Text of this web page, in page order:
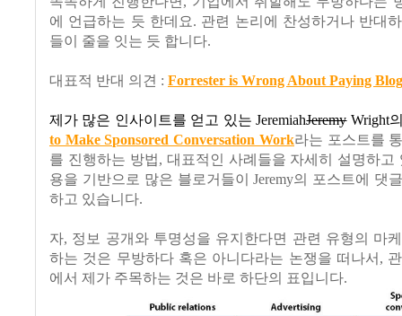
에 언급하는 듯 한데요. 관련 논리에 찬성하거나 반대
들이 줄을 잇는 듯 합니다.
대표적 반대 의견 : Forrester is Wrong About Paying
제가 많은 인사이트를 얻고 있는 JeremiahJeremyWright
to Make Sponsored Conversation Work라는 포스트를
를 진행하는 방법, 대표적인 사례들을 자세히 설명하고
용을 기반으로 많은 블로거들이
Jeremy의 포스트에 댓
하고 있습니다.
자, 정보 공개와 투명성을 유지한다면 관련 유형의 마
하는 것은 무방하다 혹은 아니다라는 논쟁을 떠나서 ,
에서 제가 주목하는 것은 바로 하단의 표입니다.